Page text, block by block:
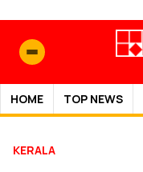
HOME TOP NEWS
KERALA